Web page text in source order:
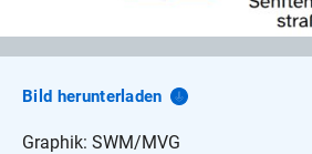
Bild herunterladen
Graphik: SWM/MVG